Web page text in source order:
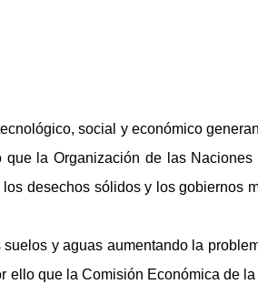
social y económico
que la Organización de las
desechos sólidos y los gobiernos
y aguas aumentando la
que la Comisión Económica de